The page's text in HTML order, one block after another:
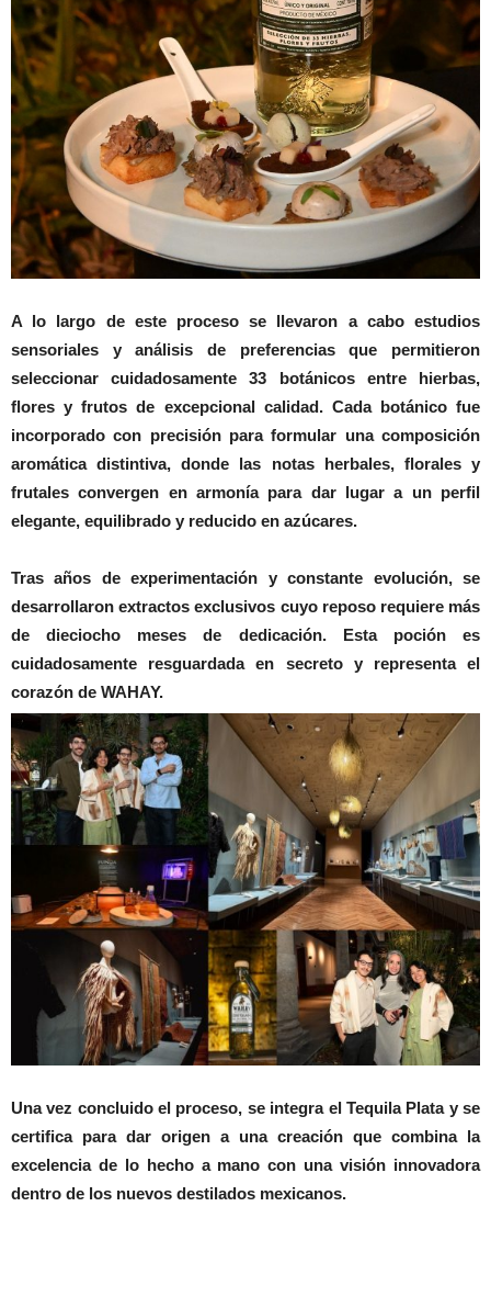
A lo largo de este proceso se llevaron a cabo estudios
sensoriales y análisis de preferencias que permitieron
seleccionar cuidadosamente 33 botánicos entre hierbas,
flores y frutos de excepcional calidad. Cada botánico fue
incorporado con precisión para formular una composición
aromática distintiva, donde las notas herbales, florales y
frutales convergen en armonía para dar lugar a un perfil
elegante, equilibrado y reducido en azúcares.
Tras años de experimentación y constante evolución, se
desarrollaron extractos exclusivos cuyo reposo requiere más
de dieciocho meses de dedicación. Esta poción es
cuidadosamente resguardada en secreto y representa el
corazón de WAHAY.
Una vez concluido el proceso, se integra el Tequila Plata y se
certifica para dar origen a una creación que combina la
excelencia de lo hecho a mano con una visión innovadora
dentro de los nuevos destilados mexicanos.